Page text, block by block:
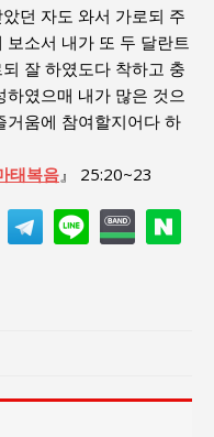
던 자도 와서 가로되 주
소서 내가 또 두 달란트
잘 하였도다 착하고 충
였으매 내가 많은 것으
거움에 참여할지어다 하
태복음 』 25:20~23